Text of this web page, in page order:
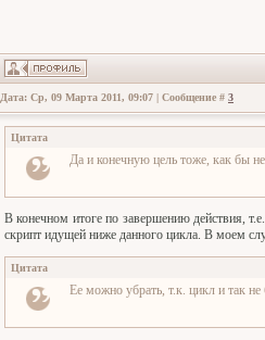
Дата: Ср, 09 Марта 2011, 09:07 | Сообщение # 3
Цитата
Да и конечную цель тоже, как бы
В конечном итоге по завершению действия,
скрипт идущей ниже данного цикла. В моем
Цитата
Ее можно убрать, т.к. цикл и так не